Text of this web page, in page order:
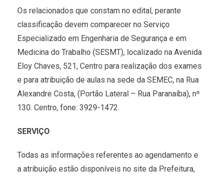
Os relacionados que constam no edital, perante
classificação devem comparecer no Serviço
Especializado em Engenharia de Segurança e em
Medicina do Trabalho (SESMT), localizado na Avenida
Eloy Chaves, 521, Centro para realização dos exames
e para atribuição de aulas na sede da SEMEC, na Rua
Alexandre Costa, (Portão Lateral – Rua Paranaíba), nº
130. Centro, fone: 3929-1472.
SERVIÇO
Todas as informações referentes ao agendamento e
a atribuição estão disponíveis no site da Prefeitura,